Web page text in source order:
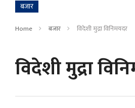
बजार
Home बजार विदेशी मुद्रा विनिमयदर
विदेशी मुद्रा